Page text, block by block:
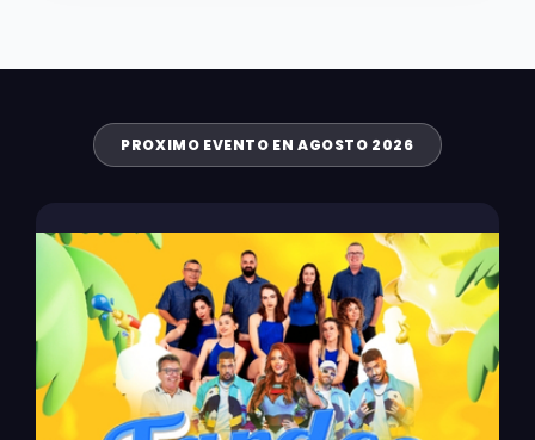
PROXIMO EVENTO EN AGOSTO 2026